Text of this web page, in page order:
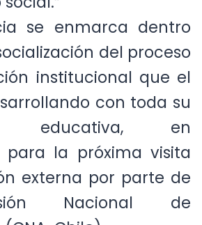
se enmarca dentro
del proceso
institucional que el
con toda su
educativa, en
para la próxima visita
externa por parte de
Nacional de